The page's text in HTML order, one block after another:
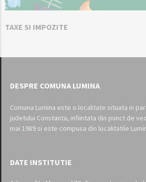
TAXE SI IMPOZITE
DESPRE COMUNA LUMINA
Comuna Lumina este o localitate situata in
judetului Constanta, infiintata din punct de
mai 1989 si este compusa din localitatile
DATE INSTITUTIE